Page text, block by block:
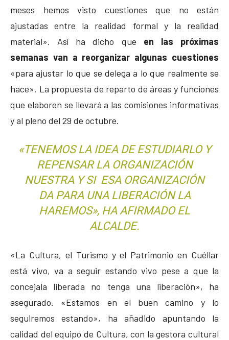
meses hemos visto cuestiones que no están
ajustadas entre la realidad formal y la realidad
material». Así ha dicho que en las próximas
semanas van a reorganizar algunas cuestiones
«para ajustar lo que se delega a lo que realmente se
hace». La propuesta de reparto de áreas y funciones
que elaboren se llevará a las comisiones informativas
y al pleno del 29 de octubre.
«TENEMOS LA IDEA DE ESTUDIARLO Y
REPENSAR LA ORGANIZACIÓN
NUESTRA Y SI ESA ORGANIZACIÓN
DA PARA UNA LIBERACIÓN LA
HAREMOS», HA AFIRMADO EL
ALCALDE.
«La Cultura, el Turismo y el Patrimonio en Cuéllar
está vivo, va a seguir estando vivo pese a que la
concejala liberada no tenga una liberación», ha
asegurado. «Estamos en el buen camino y lo
seguiremos estando», ha añadido apuntando la
calidad del equipo de Cultura, con la gestora cultural